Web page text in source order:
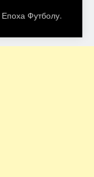
Епоха Футболу.